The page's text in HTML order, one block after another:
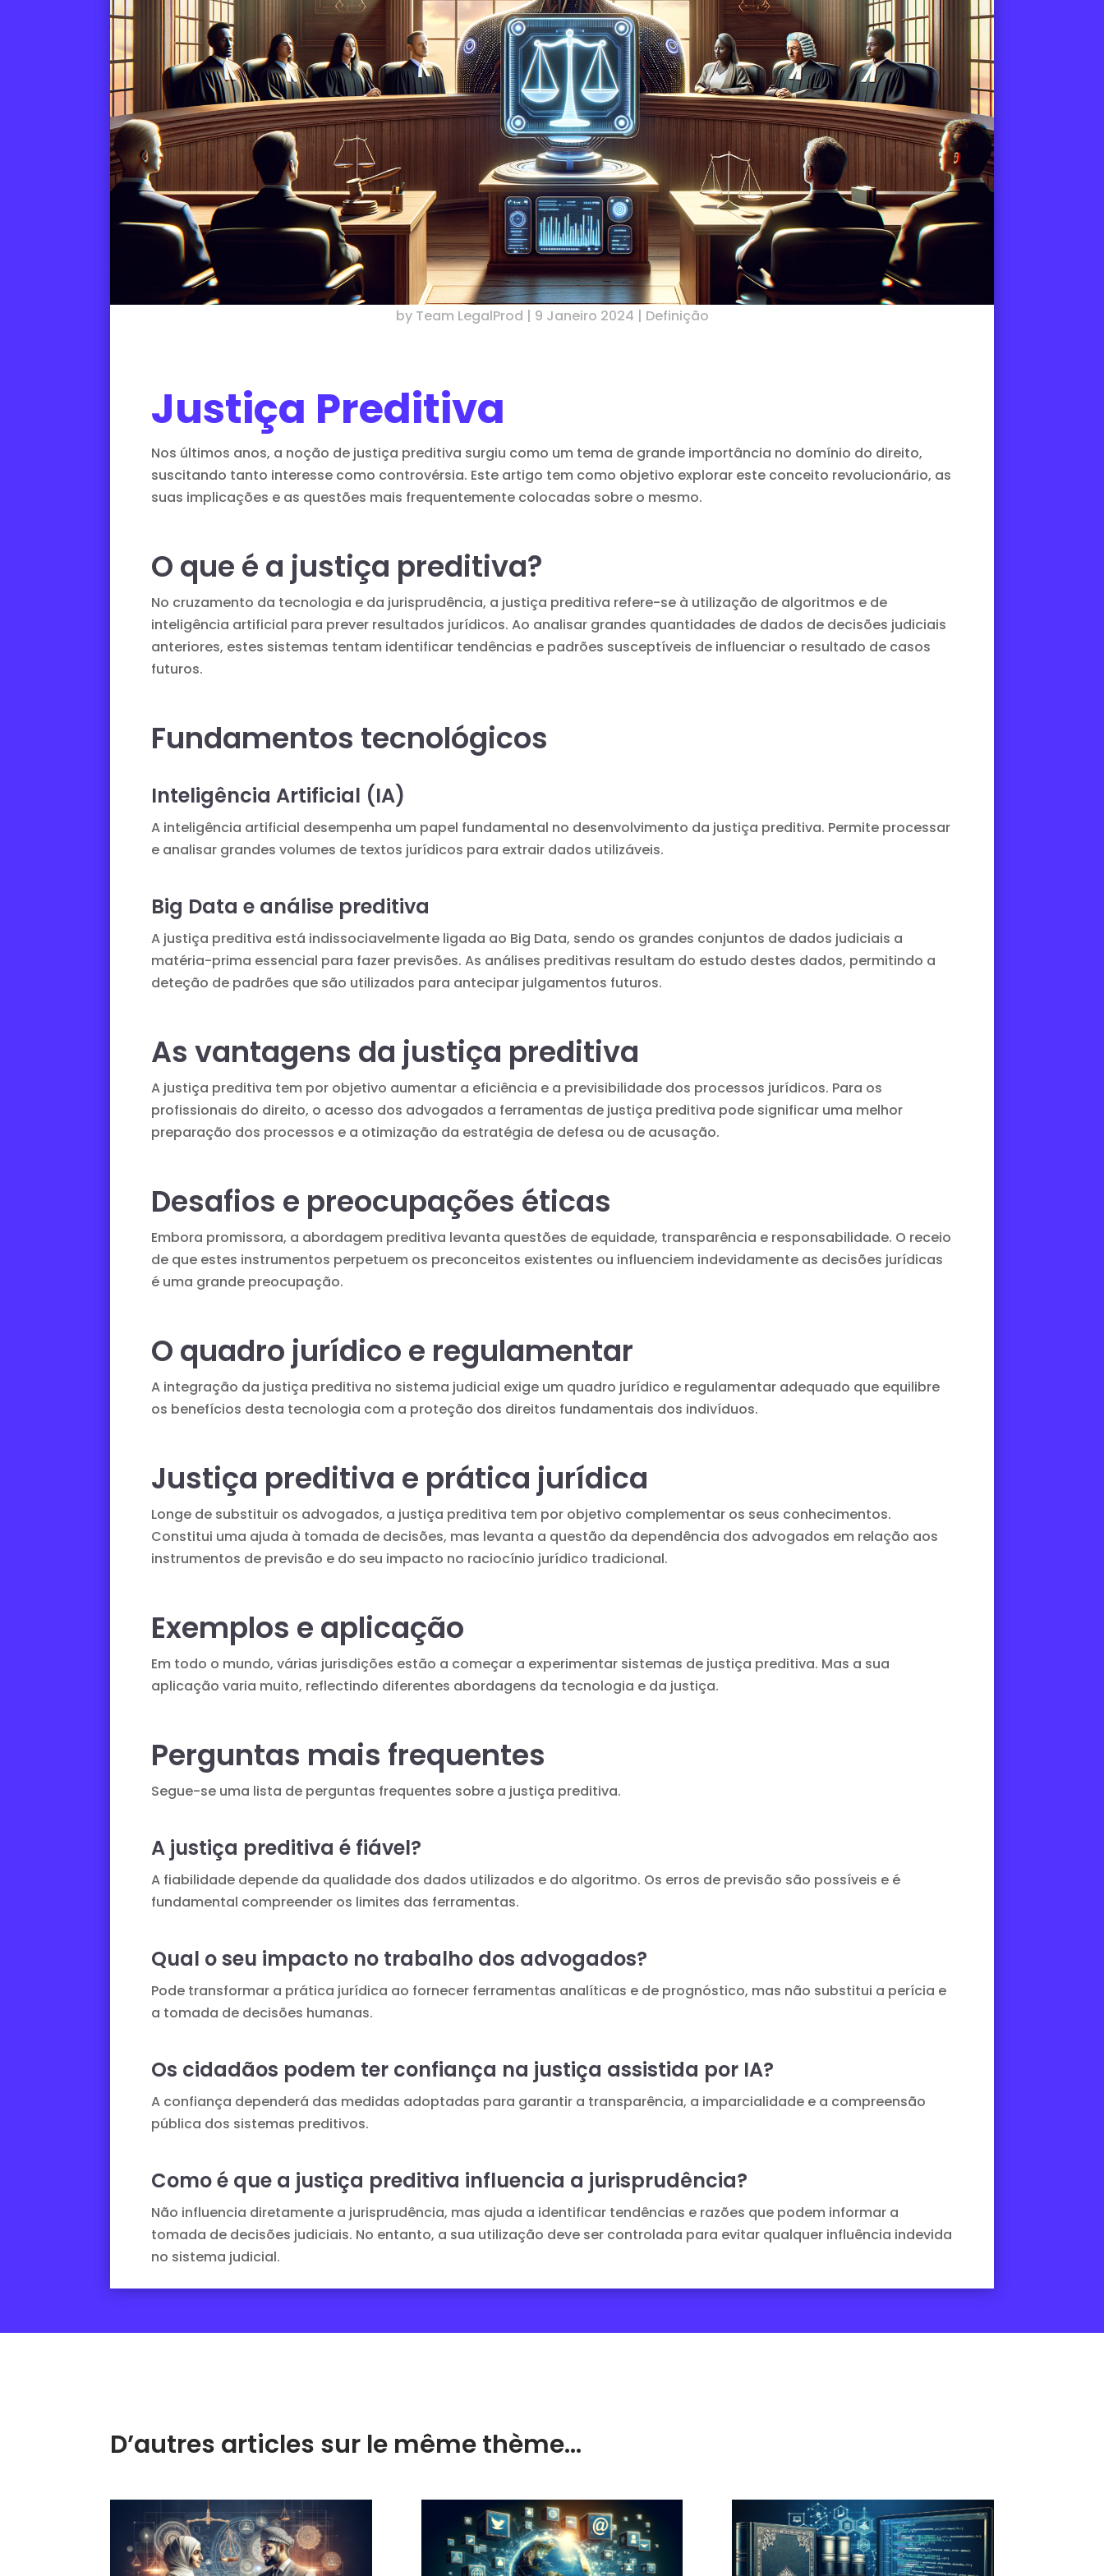
by Team LegalProd | 9 Janeiro 2024 | Definição
Justiça Preditiva
Nos últimos anos, a noção de justiça preditiva surgiu como um tema de grande importância no domínio do direito,
suscitando tanto interesse como controvérsia. Este artigo tem como objetivo explorar este conceito revolucionário, as
suas implicações e as questões mais frequentemente colocadas sobre o mesmo.
O que é a justiça preditiva?
No cruzamento da tecnologia e da jurisprudência, a justiça preditiva refere-se à utilização de algoritmos e de
inteligência artificial para prever resultados jurídicos. Ao analisar grandes quantidades de dados de decisões judiciais
anteriores, estes sistemas tentam identificar tendências e padrões susceptíveis de influenciar o resultado de casos
futuros.
Fundamentos tecnológicos
Inteligência Artificial (IA)
A inteligência artificial desempenha um papel fundamental no desenvolvimento da justiça preditiva. Permite processar
e analisar grandes volumes de textos jurídicos para extrair dados utilizáveis.
Big Data e análise preditiva
A justiça preditiva está indissociavelmente ligada ao Big Data, sendo os grandes conjuntos de dados judiciais a
matéria-prima essencial para fazer previsões. As análises preditivas resultam do estudo destes dados, permitindo a
deteção de padrões que são utilizados para antecipar julgamentos futuros.
As vantagens da justiça preditiva
A justiça preditiva tem por objetivo aumentar a eficiência e a previsibilidade dos processos jurídicos. Para os
profissionais do direito, o acesso dos advogados a ferramentas de justiça preditiva pode significar uma melhor
preparação dos processos e a otimização da estratégia de defesa ou de acusação.
Desafios e preocupações éticas
Embora promissora, a abordagem preditiva levanta questões de equidade, transparência e responsabilidade. O receio
de que estes instrumentos perpetuem os preconceitos existentes ou influenciem indevidamente as decisões jurídicas
é uma grande preocupação.
O quadro jurídico e regulamentar
A integração da justiça preditiva no sistema judicial exige um quadro jurídico e regulamentar adequado que equilibre
os benefícios desta tecnologia com a proteção dos direitos fundamentais dos indivíduos.
Justiça preditiva e prática jurídica
Longe de substituir os advogados, a justiça preditiva tem por objetivo complementar os seus conhecimentos.
Constitui uma ajuda à tomada de decisões, mas levanta a questão da dependência dos advogados em relação aos
instrumentos de previsão e do seu impacto no raciocínio jurídico tradicional.
Exemplos e aplicação
Em todo o mundo, várias jurisdições estão a começar a experimentar sistemas de justiça preditiva. Mas a sua
aplicação varia muito, reflectindo diferentes abordagens da tecnologia e da justiça.
Perguntas mais frequentes
Segue-se uma lista de perguntas frequentes sobre a justiça preditiva.
A justiça preditiva é fiável?
A fiabilidade depende da qualidade dos dados utilizados e do algoritmo. Os erros de previsão são possíveis e é
fundamental compreender os limites das ferramentas.
Qual o seu impacto no trabalho dos advogados?
Pode transformar a prática jurídica ao fornecer ferramentas analíticas e de prognóstico, mas não substitui a perícia e
a tomada de decisões humanas.
Os cidadãos podem ter confiança na justiça assistida por IA?
A confiança dependerá das medidas adoptadas para garantir a transparência, a imparcialidade e a compreensão
pública dos sistemas preditivos.
Como é que a justiça preditiva influencia a jurisprudência?
Não influencia diretamente a jurisprudência, mas ajuda a identificar tendências e razões que podem informar a
tomada de decisões judiciais. No entanto, a sua utilização deve ser controlada para evitar qualquer influência indevida
no sistema judicial.
D’autres articles sur le même thème…